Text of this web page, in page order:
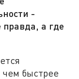
-
правда, а где
быстрее